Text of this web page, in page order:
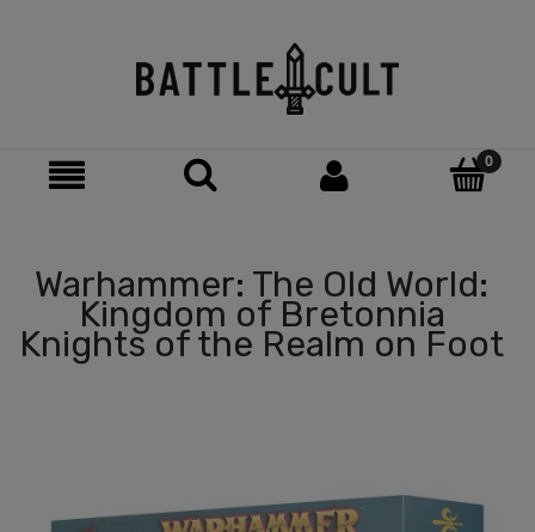
Warhammer: The Old World:
Kingdom of Bretonnia
Knights of the Realm on Foot